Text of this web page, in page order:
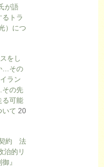
が語
トラ
）につ
をし
…その
ラン
の先
る可能
て 20
契約 法
治的リ
』